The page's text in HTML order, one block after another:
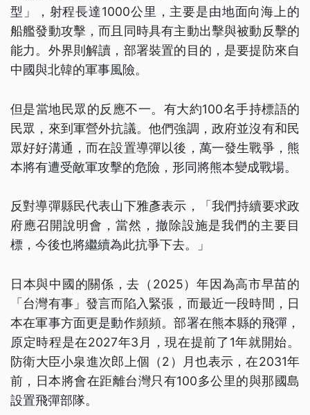
型」，射程長達1000公里，主要是由地面向海上的
船艦發動攻擊，而且同時具有主動出擊與被動反擊的
能力。外界則解讀，部署裝置的目的，是要提防來自
中國與北韓的軍事風險。
但是當地民眾的反應不一。有大約100名手持標語的
民眾，來到軍營外抗議。他們強調，政府並沒有和民
眾好好溝通，而在設置導彈以後，萬一發生戰爭，熊
本將有遭受敵軍攻擊的危險，形同將熊本變成戰場。
反對導彈縣民代表山下雅彥表示，「我們持續要求政
府應召開說明會，當然，撤除設施是我們的主要目
標，今後也將繼續為此抗爭下去。」
日本與中國的關係，去（2025）年因為高市早苗的
「台灣有事」發言而陷入緊張，而最近一段時間，日
本在軍事方面更是動作頻頻。部署在熊本縣的飛彈，
原定時程是在2027年3月，現在提前了1年就開始。
防衛大臣小泉進次郎上個（2）月也表示，在2031年
前，日本將會在距離台灣只有100多公里的與那國島
設置飛彈部隊。